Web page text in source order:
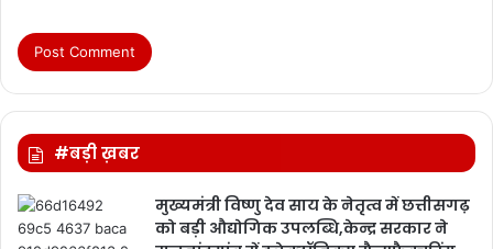
#बड़ी ख़बर
मुख्यमंत्री विष्णु देव साय के नेतृत्व में छत्तीसगढ़
को बड़ी औद्योगिक उपलब्धि,केन्द्र सरकार ने